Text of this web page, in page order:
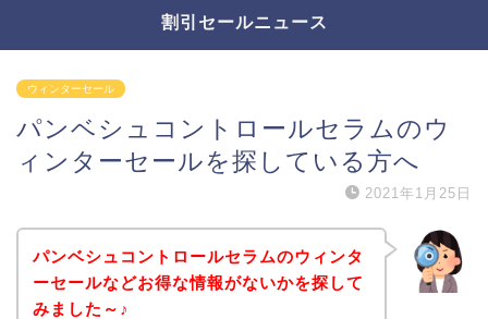
割引セールニュース
ウィンターセール
パンベシュコントロールセラムのウ
ィンターセールを探している方へ
2021年1月25日
パンベシュコントロールセラムのウィンタ
ーセールなどお得な情報がないかを探して
みました～♪